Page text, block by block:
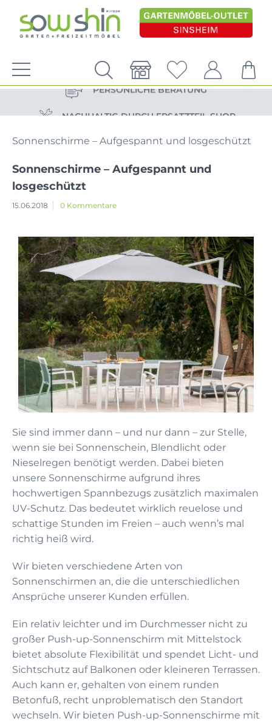
PERSÖNLICHE BERATUNG
NACHHALTIG DURCH ERSATZTEIL-SHOP
Sonnenschirme – Aufgespannt und losgeschützt
Sonnenschirme – Aufgespannt und
losgeschützt
15.06.2018 0 Kommentare
Sie sind immer dann – und nur dann – zur Stelle,
wenn sie bei Sonnenschein, Blendlicht oder
Nieselregen benötigt werden. Dabei bieten
unsere Sonnenschirme aufgrund ihres
hochwertigen Spannbezugs zusätzlich maximalen
UV-Schutz. Das bedeutet wirklich reuelose und
schattige Stunden im Freien – auch wenn’s mal
richtig heiß wird.
Wir bieten verschiedene Arten von
Sonnenschirmen an, die die unterschiedlichen
Ansprüche unserer Kunden erfüllen.
Ein relativ leichter und im Durchmesser nicht zu
großer Push-up-Sonnenschirm mit Mittelstock
bietet absolute Flexibilität und spendet Licht- und
Sichtschutz auf Balkonen oder kleineren Terrassen.
Auch kann er, gehalten von einem runden
Betonfuß, recht unproblematisch den Standort
wechseln. Wir bieten Push-up-Sonnenschirme mit